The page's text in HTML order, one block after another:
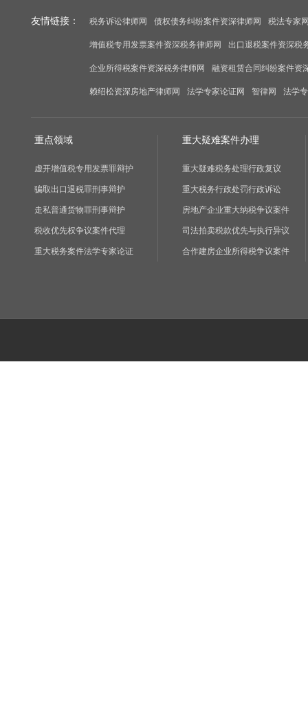
友情链接： 税务诉讼律师网 债权债务纠纷案件资深律师网 税法专家
增值税专用发票案件资深税务律师网 出口退税案件资深税
企业所得税案件资深税务律师网 融资租赁合同纠纷案件资
赖绍松资深房地产律师网 法学专家论证网 智律网 法学
重点领域
虚开增值税专用发票罪辩护
骗取出口退税罪刑事辩护
走私普通货物罪刑事辩护
税收优先权争议案件代理
重大税务案件法学专家论证
重大疑难案件办理
重大疑难税务处理行政复议
重大税务行政处罚行政诉讼
房地产企业重大纳税争议案件
司法拍卖税款优先与执行异议
合作建房企业所得税争议案件